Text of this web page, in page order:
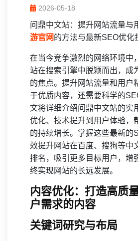
2026-05-18
问鼎中文站：提升网站流量与
游官网的方法与最新SEO优化
在当今竞争激烈的网络环境中
站在搜索引擎中脱颖而出，成
的焦点。提升网站流量和用户
于优质内容，还需要科学的
文将详细介绍问鼎中文站的实
优化、技术提升到用户体验，
的持续增长。掌握这些最新的
效提升网站在百度、搜狗等中
排名，吸引更多目标用户，增
终实现网站的长远发展。
内容优化：打造高质
户需求的内容
关键词研究与布局